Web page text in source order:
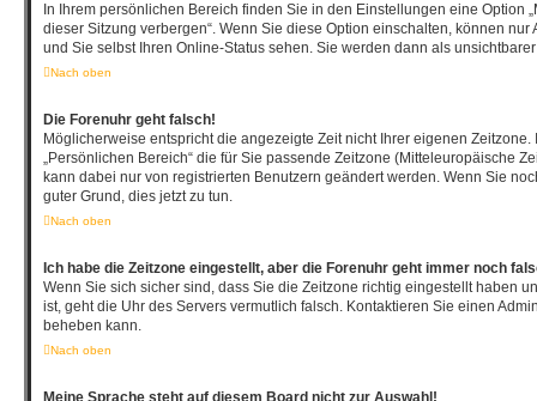
In Ihrem persönlichen Bereich finden Sie in den Einstellungen eine Option
dieser Sitzung verbergen“. Wenn Sie diese Option einschalten, können nur
und Sie selbst Ihren Online-Status sehen. Sie werden dann als
Nach oben
Die Forenuhr geht falsch!
Möglicherweise entspricht die angezeigte Zeit nicht Ihrer eigenen
„Persönlichen Bereich“ die für Sie passende Zeitzone (Mitteleuropäische
kann dabei nur von registrierten Benutzern geändert werden. Wenn Sie
guter Grund, dies jetzt zu tun.
Nach oben
Ich habe die Zeitzone eingestellt, aber die Forenuhr geht immer noch
Wenn Sie sich sicher sind, dass Sie die Zeitzone richtig eingestellt haben
ist, geht die Uhr des Servers vermutlich falsch. Kontaktieren Sie einen
beheben kann.
Nach oben
Meine Sprache steht auf diesem Board nicht zur Auswahl!